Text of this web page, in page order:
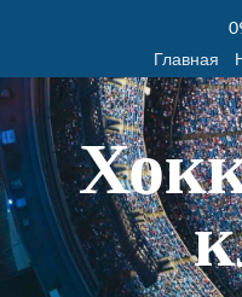
Главная